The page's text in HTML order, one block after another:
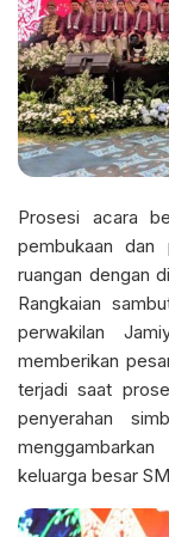
Prosesi acara
pembukaan dan
ruangan dengan
Rangkaian
perwakilan
memberikan
terjadi saat
penyerahan
keluarga besar